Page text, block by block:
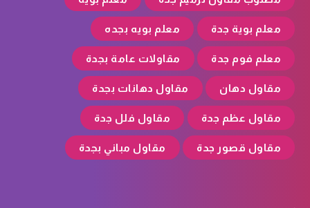
معلم بوية جدة معلم بويه بجده
معلم فوم جدة مقاولات عامة بجدة
مقاول دهان مقاول دهانات بجدة
مقاول عظم جدة مقاول فلل جدة
مقاول قصور جدة مقاول مباني بجدة